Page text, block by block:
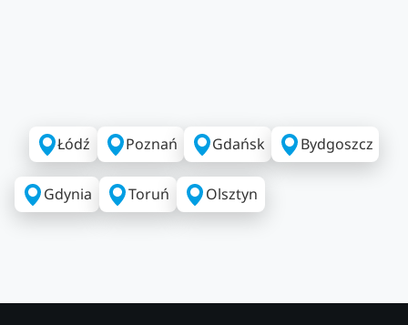
Łódź Poznań Gdańsk Bydgoszcz
Gdynia Toruń Olsztyn